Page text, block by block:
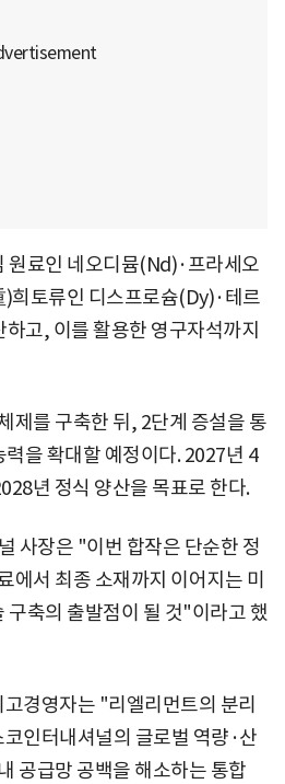
원료인 네오디뮴(Nd)·프라세오
희토류인 디스프로슘(Dy)·테르
고, 이를 활용한 영구자석까지
제를 구축한 뒤, 2단계 증설을 통
을 확대할 예정이다. 2027년 4
년 정식 양산을 목표로 한다.
사장은 "이번 합작은 단순한 정
에서 최종 소재까지 이어지는 미
구축의 출발점이 될 것"이라고 했
경영자는 "리엘리먼트의 분리
인터내셔널의 글로벌 역량·산
공급망 공백을 해소하는 통합